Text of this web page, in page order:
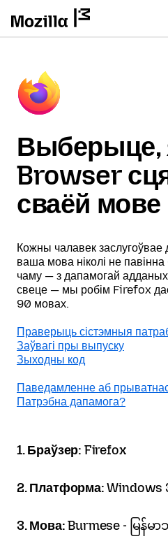
Выберыце,
Browser
сваёй мове
Кожны чалавек заслугоўвае
ваша мова ніколі не
чаму — з дапамогай
свеце — мы робім Firefox
90 мовах.
Праверыць сістэмныя
Заўвагі пры выпуску
Зыходны код
Паведамленне аб
Патрэбна дапамога?
1. Браўзер: Firefox
2. Платформа:Windows
3. Мова:Burmese - မြန်မ